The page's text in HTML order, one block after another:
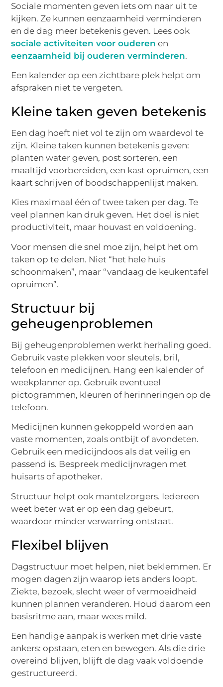
Sociale momenten geven iets om naar uit te
kijken. Ze kunnen eenzaamheid verminderen
en de dag meer betekenis geven. Lees ook
sociale activiteiten voor ouderen en
eenzaamheid bij ouderen verminderen.
Een kalender op een zichtbare plek helpt om
afspraken niet te vergeten.
Kleine taken geven betekenis
Een dag hoeft niet vol te zijn om waardevol te
zijn. Kleine taken kunnen betekenis geven:
planten water geven, post sorteren, een
maaltijd voorbereiden, een kast opruimen, een
kaart schrijven of boodschappenlijst maken.
Kies maximaal één of twee taken per dag. Te
veel plannen kan druk geven. Het doel is niet
productiviteit, maar houvast en voldoening.
Voor mensen die snel moe zijn, helpt het om
taken op te delen. Niet “het hele huis
schoonmaken”, maar “vandaag de keukentafel
opruimen”.
Structuur bij
geheugenproblemen
Bij geheugenproblemen werkt herhaling goed.
Gebruik vaste plekken voor sleutels, bril,
telefoon en medicijnen. Hang een kalender of
weekplanner op. Gebruik eventueel
pictogrammen, kleuren of herinneringen op de
telefoon.
Medicijnen kunnen gekoppeld worden aan
vaste momenten, zoals ontbijt of avondeten.
Gebruik een medicijndoos als dat veilig en
passend is. Bespreek medicijnvragen met
huisarts of apotheker.
Structuur helpt ook mantelzorgers. Iedereen
weet beter wat er op een dag gebeurt,
waardoor minder verwarring ontstaat.
Flexibel blijven
Dagstructuur moet helpen, niet beklemmen. Er
mogen dagen zijn waarop iets anders loopt.
Ziekte, bezoek, slecht weer of vermoeidheid
kunnen plannen veranderen. Houd daarom een
basisritme aan, maar wees mild.
Een handige aanpak is werken met drie vaste
ankers: opstaan, eten en bewegen. Als die drie
overeind blijven, blijft de dag vaak voldoende
gestructureerd.